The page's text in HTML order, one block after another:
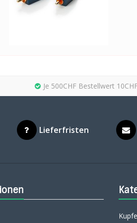
Je 500CHF Bestellwert
Lieferfristen